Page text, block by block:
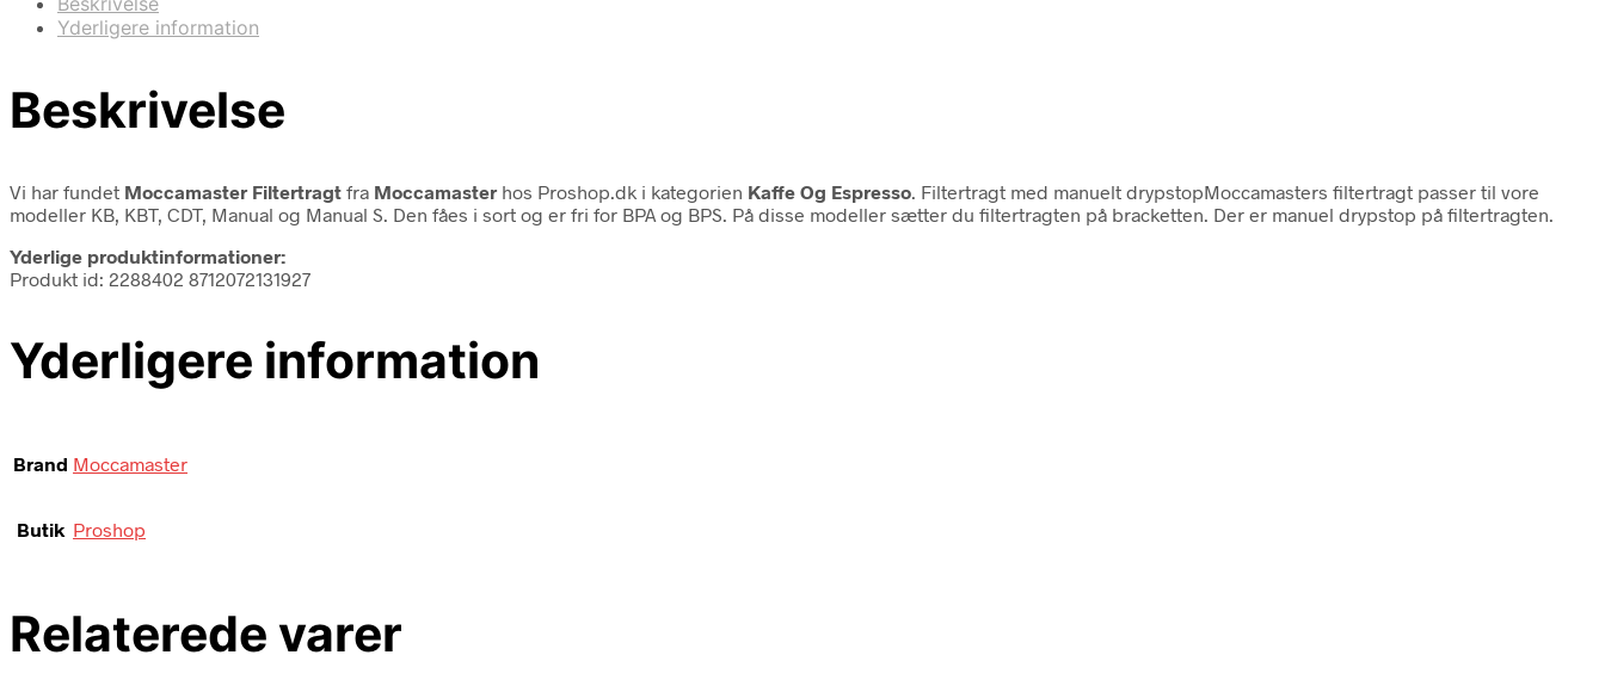
Yderligere information
Beskrivelse
Vi har fundet Moccamaster Filtertragt fra Moccamaster hos Proshop.dk i kategorien Kaffe Og Espresso . Filtertragt med manuelt drypstopMoccamasters filtertragt passer til vore
modeller KB, KBT, CDT, Manual og Manual S. Den fåes i sort og er fri for BPA og BPS. På disse modeller sætter du filtertragten på bracketten. Der er manuel drypstop på filtertragten.
Yderlige produktinformationer:
Produkt id: 2288402 8712072131927
Yderligere information
Brand Moccamaster
Butik Proshop
Relaterede varer